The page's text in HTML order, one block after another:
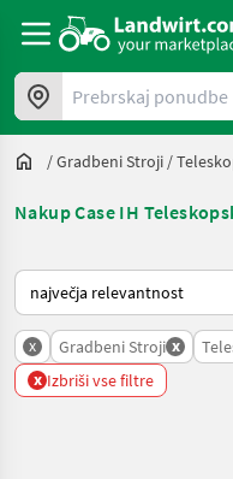
Prebrskaj ponudbe
/Gradbeni Stroji /
Nakup Case IH
Tako je razvrščeno na
x Gradbeni Stroji x
x Izbriši vse filtre